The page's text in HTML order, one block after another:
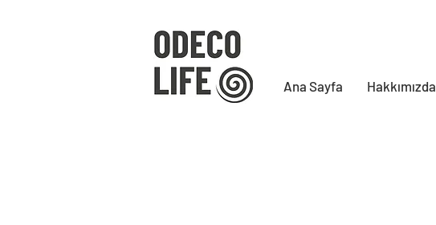
Ana Sayfa Hakkımızda